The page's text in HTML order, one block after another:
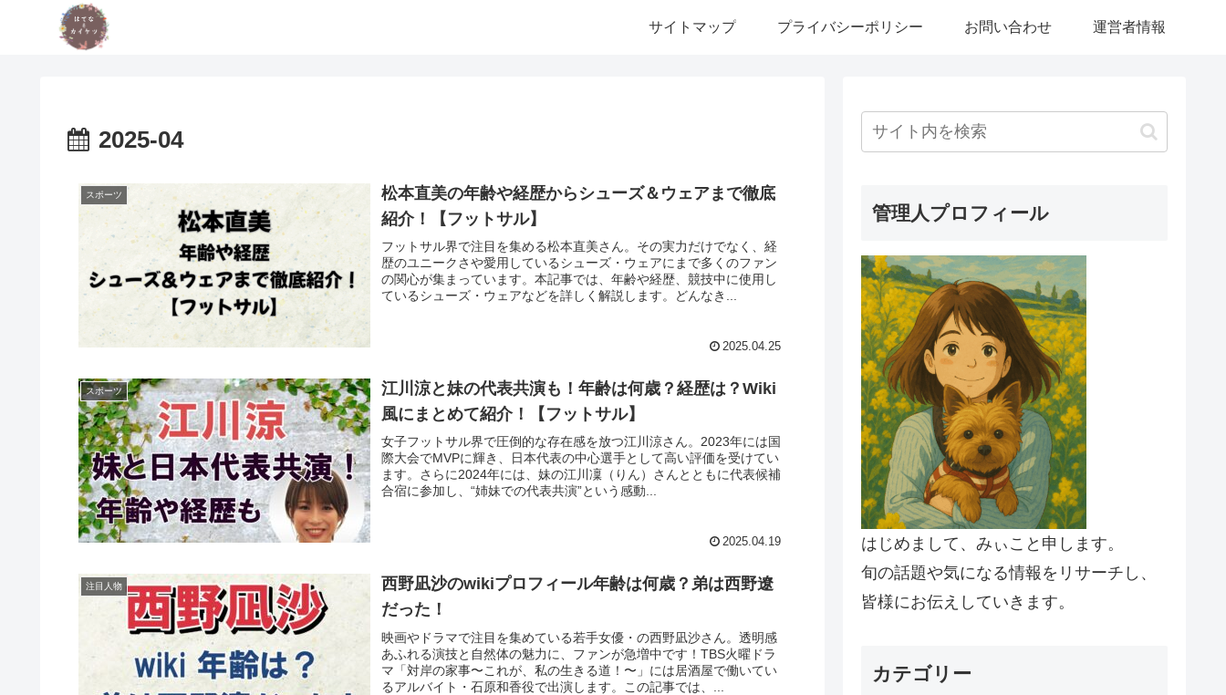
サイトマップ プライバシーポリシー お問い合わせ 運営者情報
2025-04
スポーツ
松本直美の年齢や経歴からシューズ＆ウェアまで徹底
紹介！【フットサル】
フットサル界で注目を集める松本直美さん。その実力だけでなく、経
歴のユニークさや愛用しているシューズ・ウェアにまで多くのファン
の関心が集まっています。本記事では、年齢や経歴、競技中に使用し
ているシューズ・ウェアなどを詳しく解説します。どんなき...
2025.04.25
スポーツ
江川涼と妹の代表共演も！年齢は何歳？経歴は？Wiki
風にまとめて紹介！【フットサル】
女子フットサル界で圧倒的な存在感を放つ江川涼さん。2023年には国
際大会でMVPに輝き、日本代表の中心選手として高い評価を受けてい
ます。さらに2024年には、妹の江川凜（りん）さんとともに代表候補
合宿に参加し、“姉妹での代表共演”という感動...
2025.04.19
注目人物
西野凪沙のwikiプロフィール年齢は何歳？弟は西野遼
だった！
映画やドラマで注目を集めている若手女優・の西野凪沙さん。透明感
あふれる演技と自然体の魅力に、ファンが急増中です！TBS火曜ドラ
マ「対岸の家事〜これが、私の生きる道！〜」には居酒屋で働いてい
るアルバイト・石原和香役で出演します。この記事では、...
管理人プロフィール
はじめまして、みぃこと申します。
旬の話題や気になる情報をリサーチし、
皆様にお伝えしていきます。
カテゴリー